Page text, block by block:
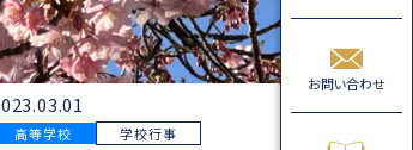
お問い合わせ
高等学校 学校行事